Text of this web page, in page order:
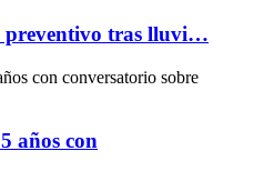
preventivo tras lluvi…
años con